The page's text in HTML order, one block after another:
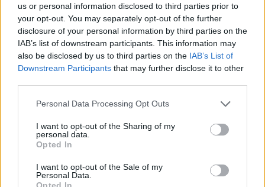
us or personal information disclosed to third parties prior to
your opt-out. You may separately opt-out of the further
disclosure of your personal information by third parties on the
IAB’s list of downstream participants. This information may
also be disclosed by us to third parties on the IAB’s List of
Downstream Participants that may further disclose it to other
Please note that this website/app uses one or more Google
not limited to your visit or usage behaviour. You may click to
grant or deny consent to Google and its third-party tags to
use your data for below specified purposes in below Google
consent section.
Personal Data Processing Opt Outs
I want to opt-out of the Sharing of my
personal data.
Opted In
I want to opt-out of the Sale of my
Personal Data.
Opted In
Sötét szervezkedések